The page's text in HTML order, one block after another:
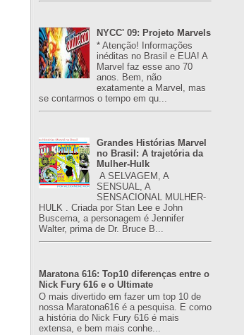
NYCC' 09: Projeto Marvels
* Atenção! Informações
inéditas no Brasil e EUA! A
Marvel faz esse ano 70
anos. Bem, não
exatamente a Marvel, mas
se contarmos o tempo em qu...
Grandes Histórias Marvel
no Brasil: A trajetória da
Mulher-Hulk
A SELVAGEM, A
SENSUAL, A
SENSACIONAL MULHER-
HULK . Criada por Stan Lee e John
Buscema, a personagem é Jennifer
Walter, prima de Dr. Bruce B...
Maratona 616: Top10 diferenças entre o
Nick Fury 616 e o Ultimate
O mais divertido em fazer um top 10 de
nossa Maratona616 é a pesquisa. E como
a história do Nick Fury 616 é mais
extensa, e bem mais conhe...